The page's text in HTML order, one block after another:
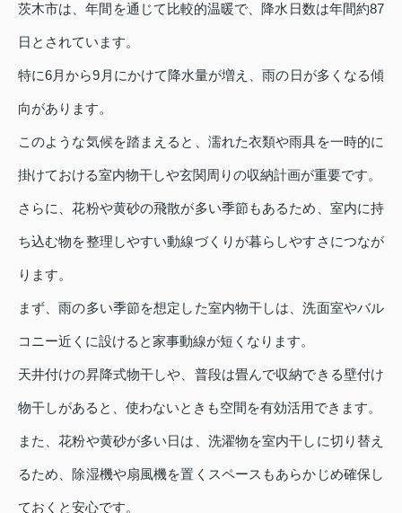
茨木市は、年間を通じて比較的温暖で、降水日数は年間約87
日とされています。
特に6月から9月にかけて降水量が増え、雨の日が多くなる傾
向があります。
このような気候を踏まえると、濡れた衣類や雨具を一時的に
掛けておける室内物干しや玄関周りの収納計画が重要です。
さらに、花粉や黄砂の飛散が多い季節もあるため、室内に持
ち込む物を整理しやすい動線づくりが暮らしやすさにつなが
ります。
まず、雨の多い季節を想定した室内物干しは、洗面室やバル
コニー近くに設けると家事動線が短くなります。
天井付けの昇降式物干しや、普段は畳んで収納できる壁付け
物干しがあると、使わないときも空間を有効活用できます。
また、花粉や黄砂が多い日は、洗濯物を室内干しに切り替え
るため、除湿機や扇風機を置くスペースもあらかじめ確保し
ておくと安心です。